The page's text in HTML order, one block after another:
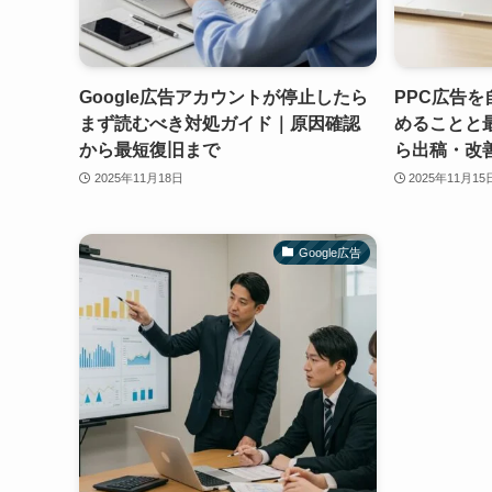
Google広告アカウントが停止したら
まず読むべき対処ガイド｜原因確認
から最短復旧まで
2025年11月18日
PPC広告を
めることと
ら出稿・改
2025年11月15
Google広告